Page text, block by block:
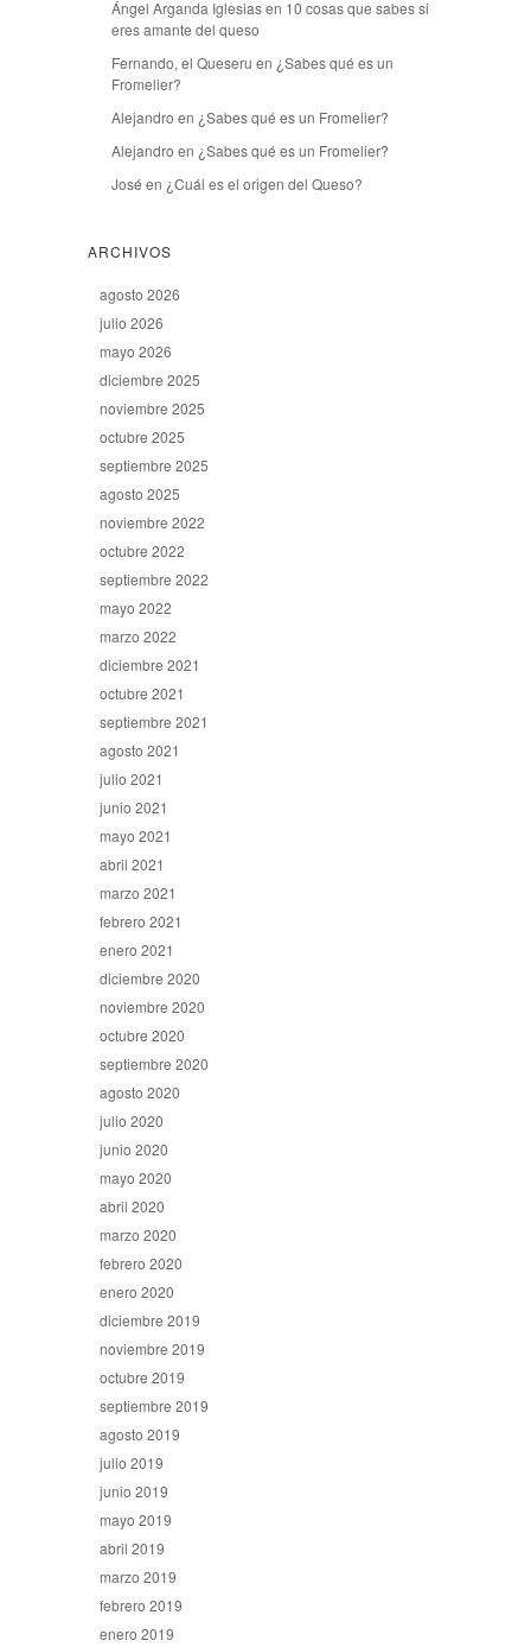
Ángel Arganda Iglesiasen 10 cosas que sabes si
eres amante del queso
Fernando, el Queseru en ¿Sabes qué es un
Fromelier?
Alejandro en ¿Sabes qué es un Fromelier?
Alejandro en ¿Sabes qué es un Fromelier?
José en ¿Cuál es el origen del Queso?
ARCHIVOS
agosto 2026
julio 2026
mayo 2026
diciembre 2025
noviembre 2025
octubre 2025
septiembre 2025
agosto 2025
noviembre 2022
octubre 2022
septiembre 2022
mayo 2022
marzo 2022
diciembre 2021
octubre 2021
septiembre 2021
agosto 2021
julio 2021
junio 2021
mayo 2021
abril 2021
marzo 2021
febrero 2021
enero 2021
diciembre 2020
noviembre 2020
octubre 2020
septiembre 2020
agosto 2020
julio 2020
junio 2020
mayo 2020
abril 2020
marzo 2020
febrero 2020
enero 2020
diciembre 2019
noviembre 2019
octubre 2019
septiembre 2019
agosto 2019
julio 2019
junio 2019
mayo 2019
abril 2019
marzo 2019
febrero 2019
enero 2019